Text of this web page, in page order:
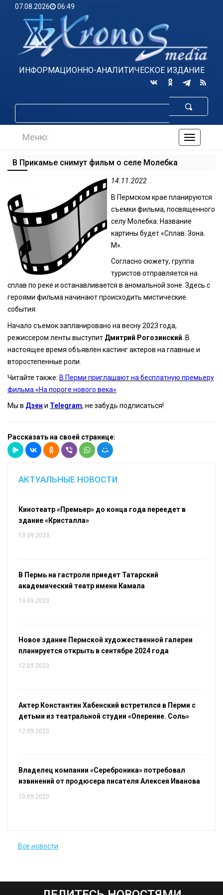
07.08.2026 06:49
ИНФОРМАЦИОННО-АНАЛИТИЧЕСКОЕ ИЗДАНИЕ
по
Меню:
В Прикамье снимут фильм о селе Молебка
14.11.2022
В Пермском крае планируются
съемки фильма, посвященного
селу Молебка. Название
картины будет «Сплав. Зона.
М».
Согласно сюжету, группа
туристов отправляется на
сплав по реке и останавливается в аномальной зоне. Здесь с
героями фильма начинают происходить мистические
события.
Начало съемок запланировано на весну 2023 года,
режиссером ленты выступит Дмитрий Рогозинский . В
настоящее время объявлен кастинг актеров на главные и
второстепенные роли.
Читайте также: В Перми приглашают на бесплатную премьеру
фильма «На пороге нового века»
Мы в Дзен и Telegram, не забудь подписаться!
Рассказать на своей странице:
АКТУАЛЬНЫЕ НОВОСТИ
Кинотеатр «Премьер» до конца года переедет в
здание «Кристалла»
13.09.2023
В Пермь на гастроли приедет Татарский
академический театр имени Камала
13.09.2023
Новое здание Пермской художественной галереи
планируется открыть в сентябре 2024 года
12.09.2023
Актер Константин Хабенский встретился в Перми с
детьми из театральной студии «Оперение. Соль»
12.09.2023
Владелец компании «Сереброника» потребовал
извинений от продюсера писателя Алексея Иванова
10.09.2023
Все новости